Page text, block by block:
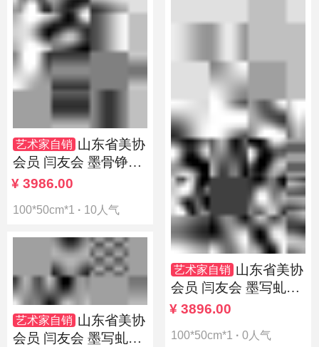
艺术家自销 山东省美协
会员 闫友会 墨骨铮铮
岁月长
¥ 3986.00
100*50cm*1 · 10人气
艺术家自销 山东省美协
会员 闫友会 墨写虬枝
铁骨苍
¥ 3896.00
100*50cm*1 · 0人气
艺术家自销 山东省美协
会员 闫友会 墨写虬枝